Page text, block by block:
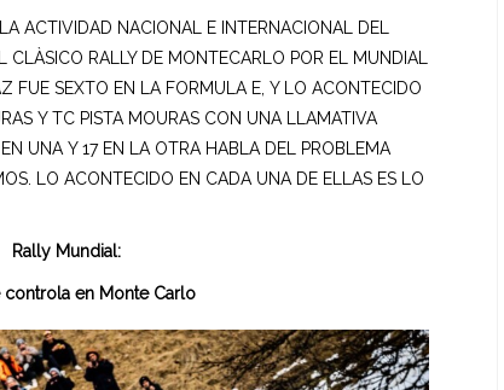
ACTIVIDAD NACIONAL E INTERNACIONAL DEL
RALLY DE MONTECARLO POR EL MUNDIAL
FUE SEXTO EN LA FORMULA E, Y LO ACONTECIDO
Y TC PISTA MOURAS CON UNA LLAMATIVA
UNA Y 17 EN LA OTRA HABLA DEL PROBLEMA
LO ACONTECIDO EN CADA UNA DE ELLAS ES LO
Rally Mundial:
controla en Monte Carlo